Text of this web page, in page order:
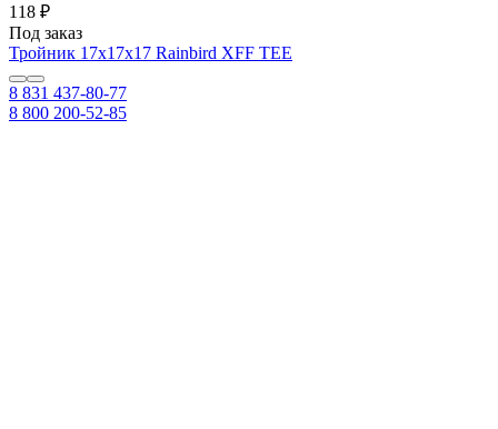
118 ₽
Под заказ
Тройник 17х17х17 Rainbird XFF TEE
8 831 437-80-77
8 800 200-52-85